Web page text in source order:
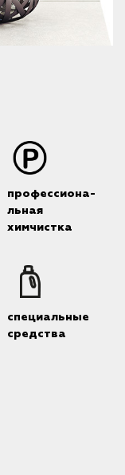
профессиона-
льная
химчистка
специальные
средства